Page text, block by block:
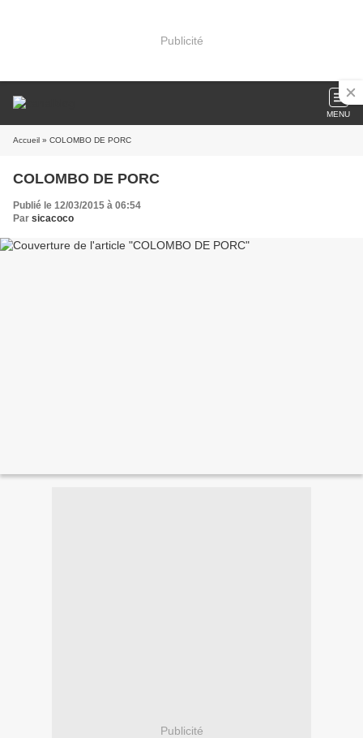
Publicité
MENU
Accueil » COLOMBO DE PORC
COLOMBO DE PORC
Publié le 12/03/2015 à 06:54
Par sicacoco
Publicité